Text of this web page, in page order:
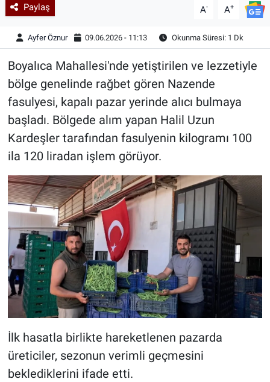
Paylaş A- A+
Ayfer Öznur 09.06.2026 - 11:13 Okunma Süresi: 1 Dk
Boyalıca Mahallesi'nde yetiştirilen ve lezzetiyle
bölge genelinde rağbet gören Nazende
fasulyesi, kapalı pazar yerinde alıcı bulmaya
başladı. Bölgede alım yapan Halil Uzun
Kardeşler tarafından fasulyenin kilogramı 100
ila 120 liradan işlem görüyor.
İlk hasatla birlikte hareketlenen pazarda
üreticiler, sezonun verimli geçmesini
beklediklerini ifade etti.